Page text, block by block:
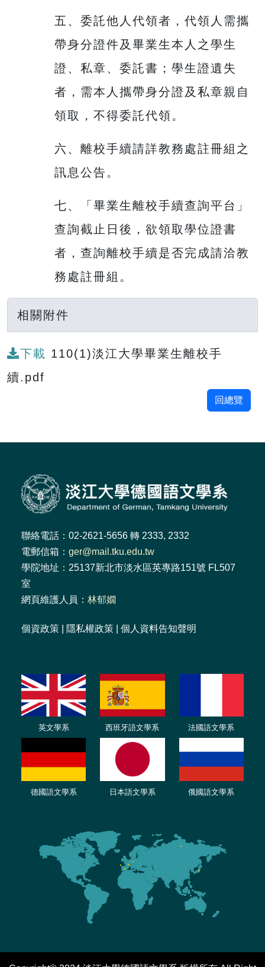
五、委託他人代領者，代領人需攜
帶身分證件及畢業生本人之學生
證、私章、委託書；學生證遺失
者，需本人攜帶身分證及私章親自
領取，不得委託代領。
六、離校手續請詳教務處註冊組之
訊息公告。
七、「畢業生離校手續查詢平台」
查詢截止日後，欲領取學位證書
者，查詢離校手續是否完成請洽教
務處註冊組。
相關附件
下載 110(1)淡江大學畢業生離校手
續.pdf
回總覽
聯絡電話：02-2621-5656 轉 2333, 2332
電郵信箱： ger@mail.tku.edu.tw
學院地址：25137新北市淡水區英專路151號 FL507
室
網頁維護人員： 林郁嫺
個資政策 隱私權政策 個人資料告知聲明
英文學系 西班牙語文學系 法國語文學系
德國語文學系 日本語文學系 俄國語文學系